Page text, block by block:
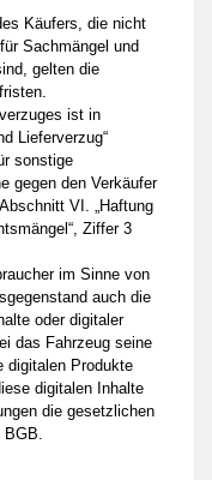
Käufers, die nicht
Sachmängel und
gelten die
ist in
Lieferverzug“
sonstige
gegen den Verkäufer
VI. „Haftung
Ziffer 3
im Sinne von
auch die
oder digitaler
das Fahrzeug seine
digitalen Produkte
digitalen Inhalte
die gesetzlichen
BGB.